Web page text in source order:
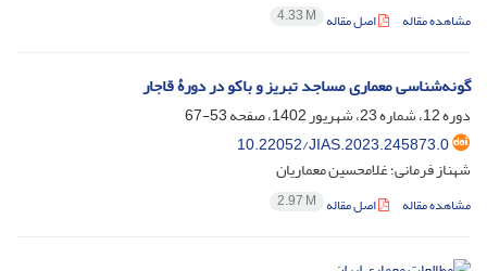
مشاهده مقاله اصل مقاله 4.33 M
گونه‌شناسی معماری مساجد تبریز و باکو در دورۀ قاجار
دوره 12، شماره 23، شهریور 1402، صفحه
53-67
10.22052/JIAS.2023.245873.0
شهناز فرمانی؛ غلامحسین معماریان
مشاهده مقاله اصل مقاله 2.97 M